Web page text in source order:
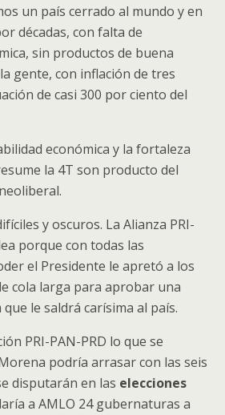
un país cerrado al mundo y en
décadas, con falta de
sin productos de buena
gente, con inflación de tres
de casi 300 por ciento del
económica y la fortaleza
la 4T son producto del
y oscuros. La Alianza PRI-
porque con todas las
el Presidente le apretó a los
cola larga para aprobar una
le saldrá carísima al país.
PRI-PAN-PRD lo que se
podría arrasar con las seis
disputarán en las elecciones
a AMLO 24 gubernaturas a